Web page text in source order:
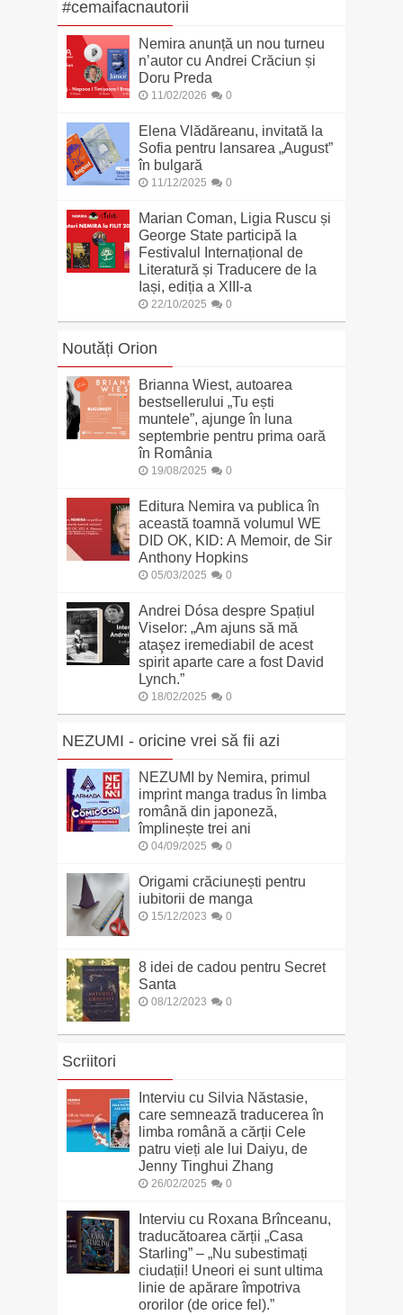
#cemaifacnautorii
Nemira anunță un nou turneu
n’autor cu Andrei Crăciun și
Doru Preda
11/02/2026 0
Elena Vlădăreanu, invitată la
Sofia pentru lansarea „August”
în bulgară
11/12/2025 0
Marian Coman, Ligia Ruscu și
George State participă la
Festivalul Internațional de
Literatură și Traducere de la
Iași, ediția a XIII-a
22/10/2025 0
Noutăți Orion
Brianna Wiest, autoarea
bestsellerului „Tu ești
muntele”, ajunge în luna
septembrie pentru prima oară
în România
19/08/2025 0
Editura Nemira va publica în
această toamnă volumul WE
DID OK, KID: A Memoir, de Sir
Anthony Hopkins
05/03/2025 0
Andrei Dósa despre Spațiul
Viselor: „Am ajuns să mă
ataşez iremediabil de acest
spirit aparte care a fost David
Lynch.”
18/02/2025 0
NEZUMI - oricine vrei să fii azi
NEZUMI by Nemira, primul
imprint manga tradus în limba
română din japoneză,
împlinește trei ani
04/09/2025 0
Origami crăciunești pentru
iubitorii de manga
15/12/2023 0
8 idei de cadou pentru Secret
Santa
08/12/2023 0
Scriitori
Interviu cu Silvia Năstasie,
care semnează traducerea în
limba română a cărții Cele
patru vieți ale lui Daiyu, de
Jenny Tinghui Zhang
26/02/2025 0
Interviu cu Roxana Brînceanu,
traducătoarea cărții „Casa
Starling” – „Nu subestimați
ciudații! Uneori ei sunt ultima
linie de apărare împotriva
ororilor (de orice fel).”